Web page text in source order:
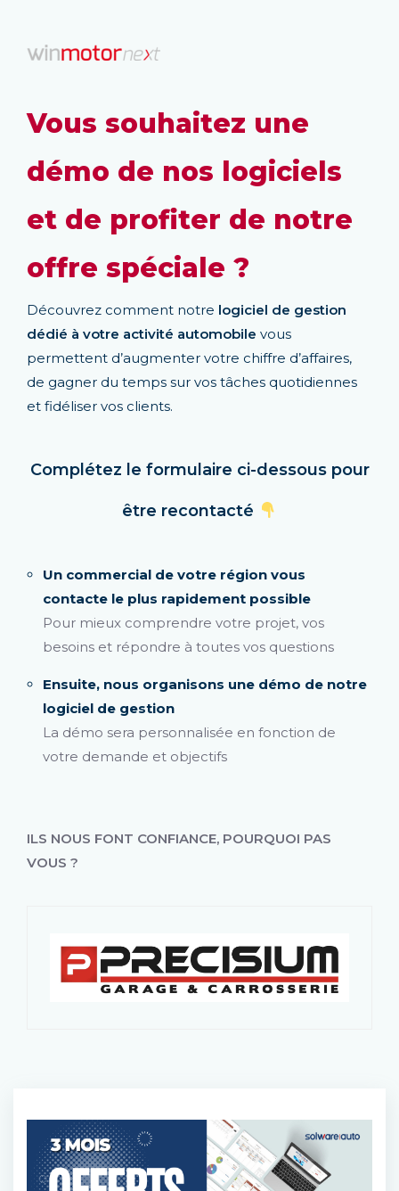
Vous souhaitez une
démo de nos logiciels
et de profiter de notre
offre spéciale ?
Découvrez comment notre logiciel de gestion
dédié à votre activité automobile vous
permettent d’augmenter votre chiffre d’affaires,
de gagner du temps sur vos tâches quotidiennes
et fidéliser vos clients.
Complétez le formulaire ci-dessous pour
être recontacté
Un commercial de votre région vous
contacte le plus rapidement possible
Pour mieux comprendre votre projet, vos
besoins et répondre à toutes vos questions
Ensuite, nous organisons une démo de notre
logiciel de gestion
La démo sera personnalisée en fonction de
votre demande et objectifs
ILS NOUS FONT CONFIANCE, POURQUOI PAS
VOUS ?